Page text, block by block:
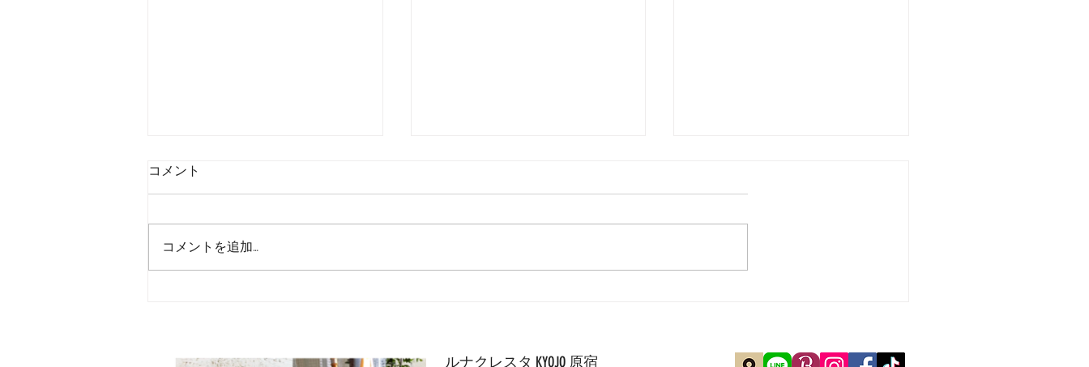
販売促進
コメント
コメントを追加…
ルナクレスタ KYOJO 原宿